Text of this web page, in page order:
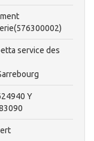
service des
Y